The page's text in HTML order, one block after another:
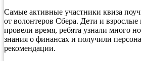
Самые активные участники квиза
от волонтеров Сбера. Дети и взрослые
провели время, ребята узнали много
знания о финансах и получили
рекомендации.